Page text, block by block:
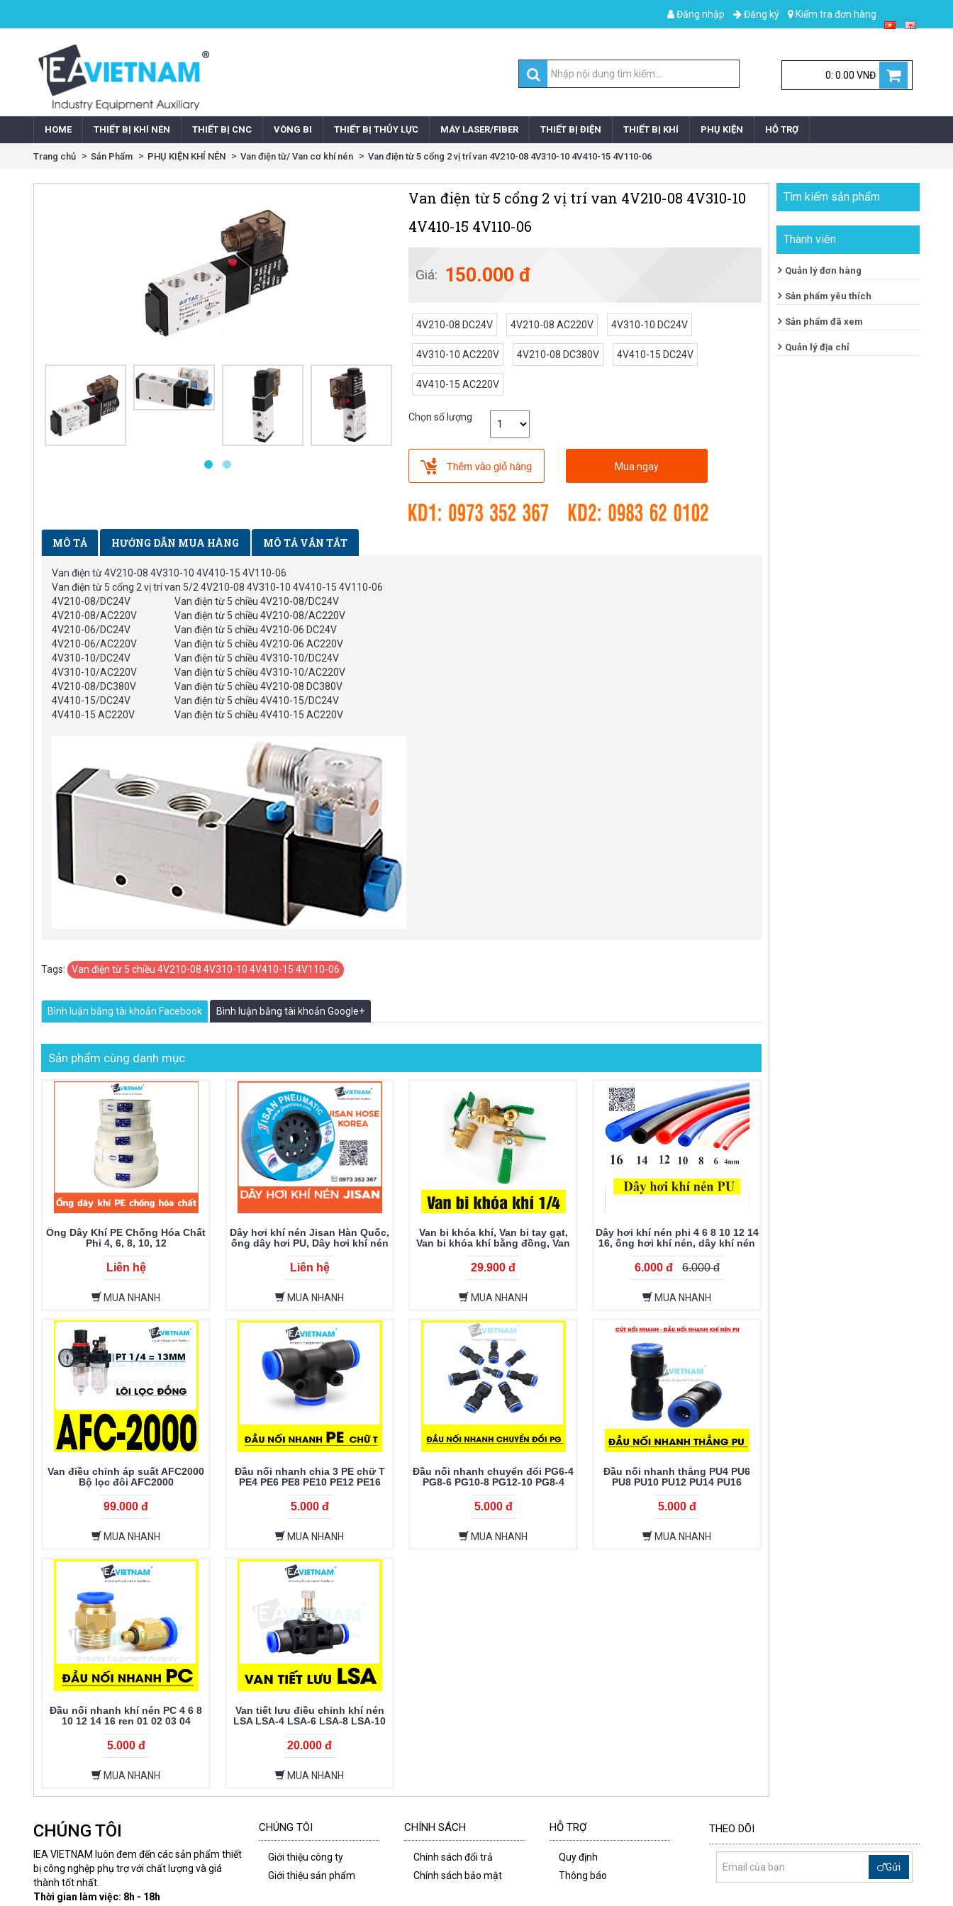
Kiểm tra đơn hàng
Đăng ký
Đăng nhập
0: 0.00 VNĐ
HOME THIẾT BỊ KHÍ NÉN THIẾT BỊ CNC VÒNG BI THIẾT BỊ THỦY LỰC MÁY LASER/FIBER THIẾT BỊ ĐIỆN THIẾT BỊ KHÍ PHỤ KIỆN HỖ TRỢ
Trang chủ Sản Phẩm PHỤ KIỆN KHÍ NÉN Van điện từ/ Van cơ khí nén Van điện từ 5 cổng 2 vị trí van 4V210-08 4V310-10 4V410-15 4V110-06
Van điện từ 5 cổng 2 vị trí van 4V210-08 4V310-10
4V410-15 4V110-06
Giá: 150.000 đ
4V210-08 DC24V 4V210-08 AC220V 4V310-10 DC24V
4V310-10 AC220V 4V210-08 DC380V 4V410-15 DC24V
4V410-15 AC220V
Chọn số lượng
Mua ngay
MÔ TẢ HƯỚNG DẪN MUA HÀNG MÔ TẢ VẮN TẮT
Van điện từ 4V210-08 4V310-10 4V410-15 4V110-06
Van điện từ 5 cổng 2 vị trí van 5/2 4V210-08 4V310-10 4V410-15 4V110-06
4V210-08/DC24V
Van điện từ 5 chiều 4V210-08/DC24V
4V210-08/AC220V
Van điện từ 5 chiều 4V210-08/AC220V
4V210-06/DC24V
Van điện từ 5 chiều 4V210-06 DC24V
4V210-06/AC220V
Van điện từ 5 chiều 4V210-06 AC220V
4V310-10/DC24V
Van điện từ 5 chiều 4V310-10/DC24V
4V310-10/AC220V
Van điện từ 5 chiều 4V310-10/AC220V
4V210-08/DC380V
Van điện từ 5 chiều 4V210-08 DC380V
4V410-15/DC24V
Van điện từ 5 chiều 4V410-15/DC24V
4V410-15 AC220V
Van điện từ 5 chiều 4V410-15 AC220V
Tags: Van điện từ 5 chiều 4V210-08 4V310-10 4V410-15 4V110-06
Bình luận bằng tài khoản Facebook Bình luận bằng tài khoản Google+
Sản phẩm cùng danh mục
Ống Dây Khí PE Chống Hóa Chất
Phi 4, 6, 8, 10, 12
Liên hệ
MUA NHANH
Dây hơi khí nén Jisan Hàn Quốc,
ống dây hơi PU, Dây hơi khí nén
mềm dẻo, Dây hơi Jisan chất
lượng cao
Liên hệ
MUA NHANH
Van bi khóa khí, Van bi tay gạt,
Van bi khóa khí bằng đồng, Van
khóa khí, Van khóa nước, phun
sương
29.900 đ
MUA NHANH
Dây hơi khí nén phi 4 6 8 10 12 14
16, ống hơi khí nén, dây khí nén
PU , dây pu, dây máy hơi
6.000 đ 6.000 đ
MUA NHANH
Van điều chỉnh áp suất AFC2000
Bộ lọc đôi AFC2000
99.000 đ
MUA NHANH
Đầu nối nhanh chia 3 PE chữ T
PE4 PE6 PE8 PE10 PE12 PE16
5.000 đ
MUA NHANH
Đầu nối nhanh chuyển đổi PG6-4
PG8-6 PG10-8 PG12-10 PG8-4
PG10-6 PG12-8 PG16-12
5.000 đ
MUA NHANH
Đầu nối nhanh thẳng PU4 PU6
PU8 PU10 PU12 PU14 PU16
5.000 đ
MUA NHANH
Đầu nối nhanh khí nén PC 4 6 8
10 12 14 16 ren 01 02 03 04
5.000 đ
MUA NHANH
Van tiết lưu điều chỉnh khí nén
LSA LSA-4 LSA-6 LSA-8 LSA-10
LSA-12
20.000 đ
MUA NHANH
Tìm kiếm sản phẩm
Thành viên
Quản lý đơn hàng
Sản phẩm yêu thích
Sản phẩm đã xem
Quản lý địa chỉ
CHÚNG TÔI
IEA VIETNAM luôn đem đến các sản phẩm thiết
bị công nghệp phụ trợ với chất lượng và giá
thành tốt nhất.
Thời gian làm việc: 8h - 18h
CHÚNG TÔI
Giới thiệu công ty
Giới thiệu sản phẩm
CHÍNH SÁCH
Chính sách đổi trả
Chính sách bảo mật
HỖ TRỢ
Quy định
Thông báo
THEO DÕI
Gửi